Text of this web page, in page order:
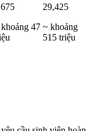
47
29,425
~ khoảng
515 triệu